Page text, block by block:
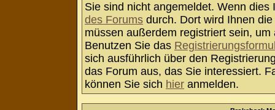
Sie sind nicht angemeldet. Wenn
des Forums durch. Dort wird Ihnen
müssen außerdem registriert sein,
Benutzen Sie das
sich ausführlich über den
das Forum aus, das Sie interessiert.
können Sie sich hier anmelden.